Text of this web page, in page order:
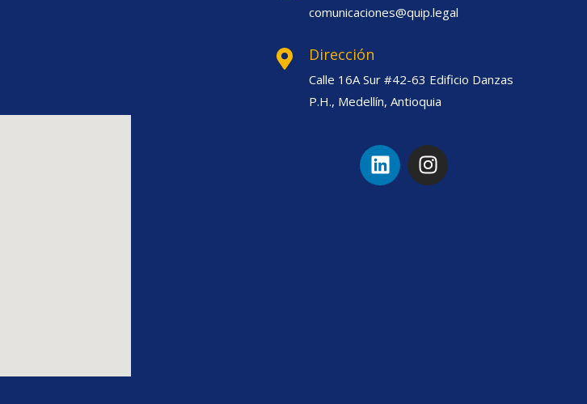
comunicaciones@quip.legal
Dirección
Calle 16A Sur #42-63 Edificio Danzas
P.H., Medellín, Antioquia